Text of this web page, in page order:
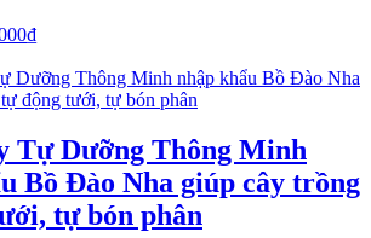
₫
Tự Dưỡng Thông Minh
Bồ Đào Nha giúp cây trồng
tự bón phân